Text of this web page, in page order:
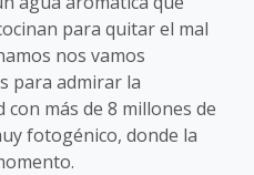
para quitar el mal
nos vamos
para admirar la
más de 8 millones de
fotogénico, donde la